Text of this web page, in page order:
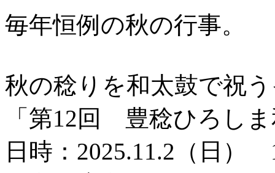
毎年恒例の秋の行事。
秋の稔りを和太鼓で祝
「第12回 豊稔ひろし
日時：2025.11.2（日）